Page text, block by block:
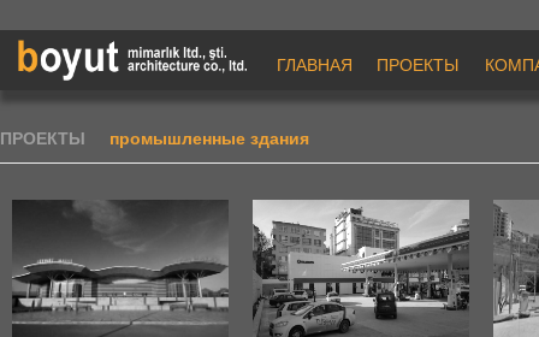
ГЛАВНАЯ ПРОЕКТЫ
ПРОЕКТЫ промышленные здания